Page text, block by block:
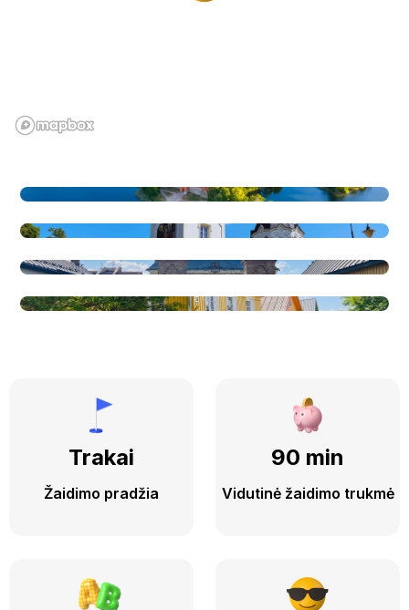
Trakai
Žaidimo pradžia
90 min
Vidutinė žaidimo trukmė